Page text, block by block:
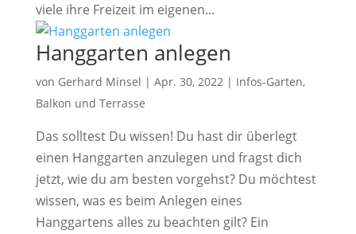
viele ihre Freizeit im eigenen...
Hanggarten anlegen
von Gerhard Minsel | Apr. 30, 2022| Infos-Garten,
Balkon und Terrasse
Das solltest Du wissen! Du hast dir überlegt
einen Hanggarten anzulegen und fragst dich
jetzt, wie du am besten vorgehst? Du möchtest
wissen, was es beim Anlegen eines
Hanggartens alles zu beachten gilt? Ein